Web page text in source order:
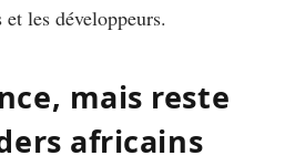
les développeurs.
mais reste
africains